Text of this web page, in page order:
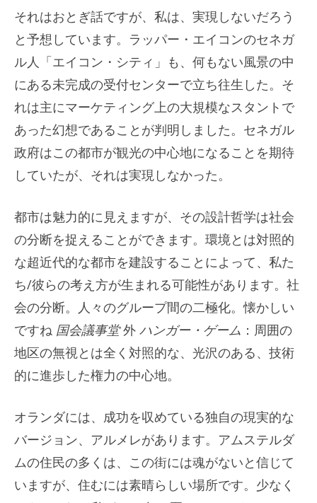
それはおとぎ話ですが、私は、実現しないだろう
と予想しています。ラッパー・エイコンのセネガ
ル人「エイコン・シティ」も、何もない風景の中
にある未完成の受付センターで立ち往生した。そ
れは主にマーケティング上の大規模なスタントで
あった幻想であることが判明しました。セネガル
政府はこの都市が観光の中心地になることを期待
していたが、それは実現しなかった。
都市は魅力的に見えますが、その設計哲学は社会
の分断を捉えることができます。環境とは対照的
な超近代的な都市を建設することによって、私た
ち/彼らの考え方が生まれる可能性があります。社
会の分断。人々のグループ間の二極化。懐かしい
ですね 国会議事堂外 ハンガー・ゲーム ：周囲の
地区の無視とは全く対照的な、光沢のある、技術
的に進歩した権力の中心地。
オランダには、成功を収めている独自の現実的な
バージョン、アルメレがあります。アムステルダ
ムの住民の多くは、この街には魂がないと信じて
いますが、住むには素晴らしい場所です。少なく